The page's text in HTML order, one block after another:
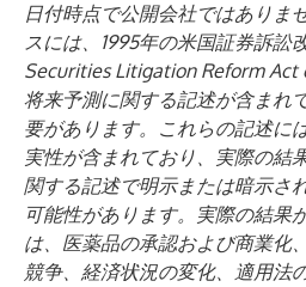
日付時点で公開会社ではありま
スには、1995年の米国証券訴訟
Securities Litigation Reform Act
将来予測に関する記述が含まれ
要があります。これらの記述に
実性が含まれており、実際の結
関する記述で明示または暗示さ
可能性があります。実際の結果
は、医薬品の承認および商業化
競争、経済状況の変化、適用法